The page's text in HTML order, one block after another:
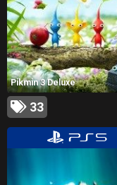
Pikmin 3 Deluxe
33